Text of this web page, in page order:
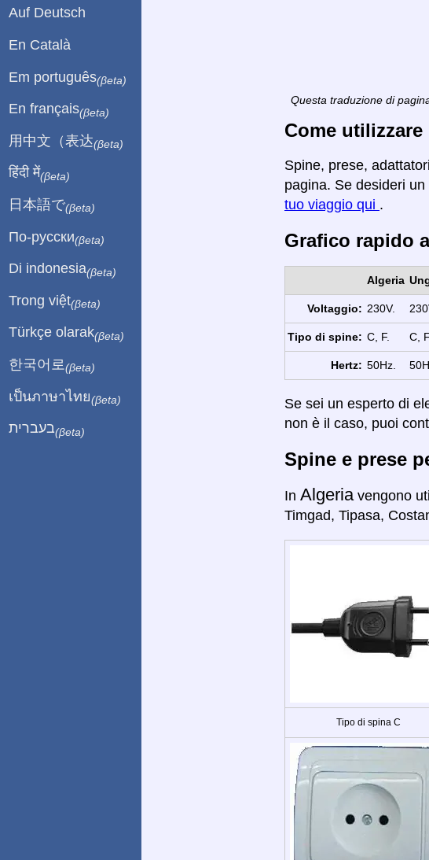
Questa traduzione di
Come
Spine, prese,
pagina. Se desideri
tuo viaggio qui .
Grafico rapido
Algeria
Voltaggio: 230V.
Tipo di spine: C, F. C, F.
Hertz: 50Hz.
Se sei un esperto di
non è il caso, puoi
Spine e prese
In Algeria vengono
Timgad, Tipasa,
Tipo di spina C
Auf Deutsch
En Català
Em português(βeta)
En français(βeta)
用中文（表达(βeta)
हिंदी में(βeta)
日本語で(βeta)
По-русски(βeta)
Di indonesia(βeta)
Trong việt(βeta)
Türkçe olarak(βeta)
한국어로 (βeta)
เป็นภาษาไทย(βeta)
בעברית(βeta)